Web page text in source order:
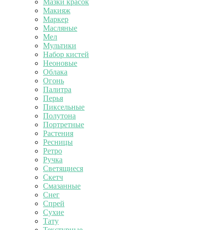
Мазки красок
Макияж
Маркер
Масляные
Мел
Мультики
Набор кистей
Неоновые
Облака
Огонь
Палитра
Перья
Пиксельные
Полутона
Портретные
Растения
Ресницы
Ретро
Ручка
Светящиеся
Скетч
Смазанные
Снег
Спрей
Сухие
Тату